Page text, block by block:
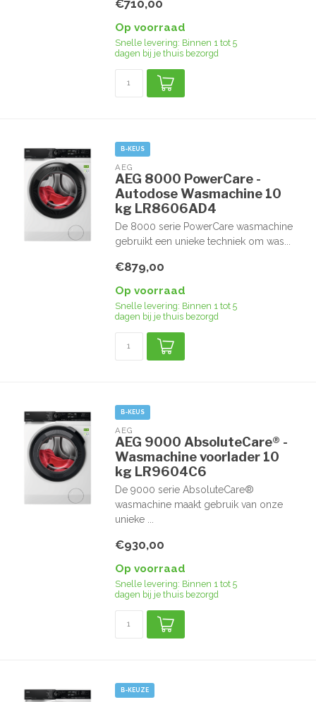
€710,00
Op voorraad
Snelle levering: Binnen 1 tot 5
dagen bij je thuis bezorgd
B-KEUS
AEG
AEG 8000 PowerCare -
Autodose Wasmachine 10
kg LR8606AD4
De 8000 serie PowerCare wasmachine
gebruikt een unieke techniek om was...
€879,00
Op voorraad
Snelle levering: Binnen 1 tot 5
dagen bij je thuis bezorgd
B-KEUS
AEG
AEG 9000 AbsoluteCare® -
Wasmachine voorlader 10
kg LR9604C6
De 9000 serie AbsoluteCare®
wasmachine maakt gebruik van onze
unieke ...
€930,00
Op voorraad
Snelle levering: Binnen 1 tot 5
dagen bij je thuis bezorgd
B-KEUZE